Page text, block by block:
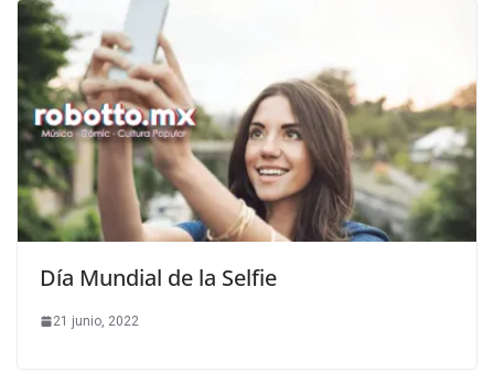
Día Mundial de la Selfie
21 junio, 2022